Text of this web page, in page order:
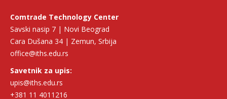
Comtrade Technology Center
Savski nasip 7 | Novi Beograd
Cara Dušana 34 | Zemun, Srbija
office@iths.edu.rs
Savetnik za upis:
upis@iths.edu.rs
+381 11 4011216